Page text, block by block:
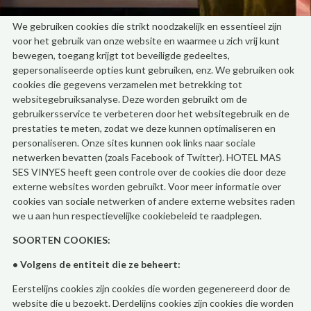
We gebruiken cookies die strikt noodzakelijk en essentieel zijn
voor het gebruik van onze website en waarmee u zich vrij kunt
bewegen, toegang krijgt tot beveiligde gedeeltes,
gepersonaliseerde opties kunt gebruiken, enz. We gebruiken ook
cookies die gegevens verzamelen met betrekking tot
websitegebruiksanalyse. Deze worden gebruikt om de
gebruikersservice te verbeteren door het websitegebruik en de
prestaties te meten, zodat we deze kunnen optimaliseren en
personaliseren. Onze sites kunnen ook links naar sociale
netwerken bevatten (zoals Facebook of Twitter). HOTEL MAS
SES VINYES heeft geen controle over de cookies die door deze
externe websites worden gebruikt. Voor meer informatie over
cookies van sociale netwerken of andere externe websites raden
we u aan hun respectievelijke cookiebeleid te raadplegen.
SOORTEN COOKIES:
• Volgens de entiteit die ze beheert:
Eerstelijns cookies zijn cookies die worden gegenereerd door de
website die u bezoekt. Derdelijns cookies zijn cookies die worden